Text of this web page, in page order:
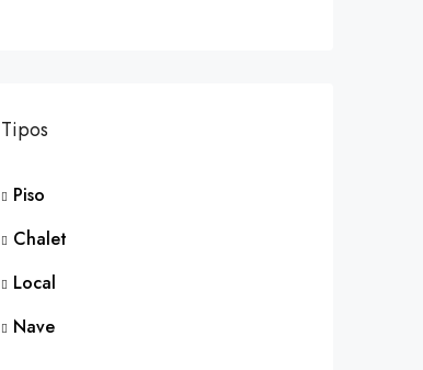
Tipos
Piso
Chalet
Local
Nave